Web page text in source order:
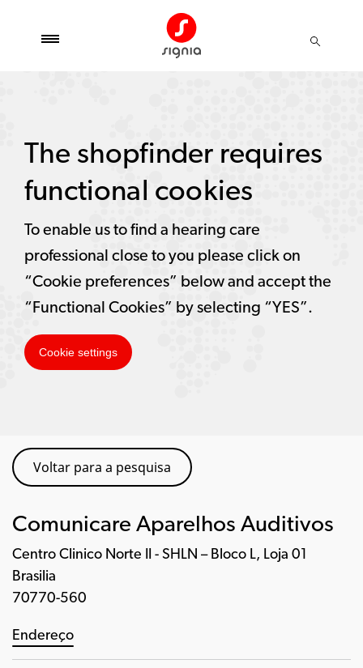
Voltar para a pesquisa
Comunicare Aparelhos Auditivos
Centro Clinico Norte II - SHLN – Bloco L, Loja 01
Brasilia
70770-560
Endereço
The shopfinder requires
functional cookies
To enable us to find a hearing care
professional close to you please click on
“Cookie preferences” below and accept the
“Functional Cookies” by selecting “YES”.
Cookie settings